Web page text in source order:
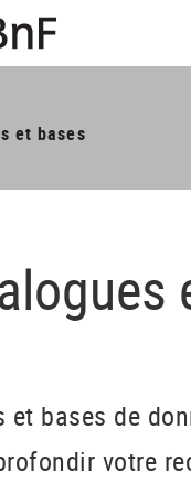
et bases
bases de
votre